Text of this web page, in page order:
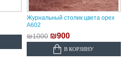
Журнальный столик цвета орех
A602
₪1000 ₪900
В КОРЗИНУ